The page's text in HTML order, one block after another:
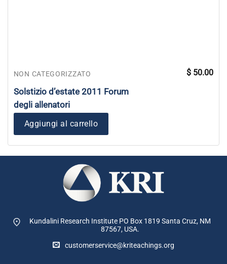
NON CATEGORIZZATO
Solstizio d’estate 2011 Forum
degli allenatori
$ 50.00
Aggiungi al carrello
Kundalini Research Institute PO Box 1819 Santa Cruz, NM
87567, USA.
customerservice@kriteachings.org